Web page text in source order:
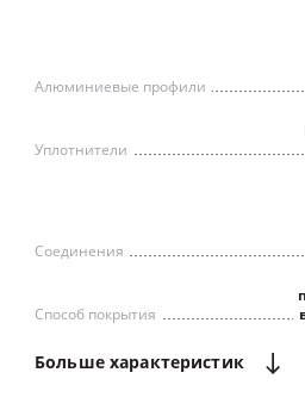
Алюминиевые профили
Уплотнители
Соединения
Способ покрытия
Большехарактеристик